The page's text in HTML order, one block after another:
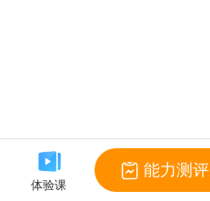
体验课
能力测评